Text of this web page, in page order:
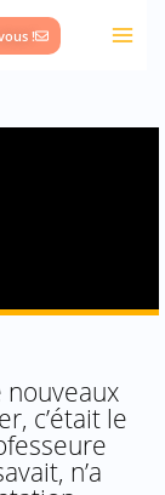
!
nouveaux
c’était le
n’a